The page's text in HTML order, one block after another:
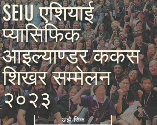
SEIU एशियाई
प्यासिफिक
आइल्याण्डर ककस
शिखर सम्मेलन
२०२३
अझै सिक